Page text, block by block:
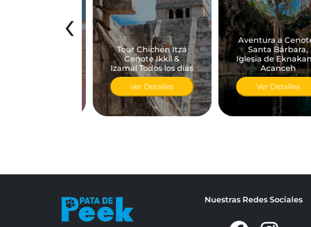
Tour Chichén Itzá
Cenote Ikkil &
Izamal Todos los días
Ver Detalles
Aventura a Cenotes
Santa Bárbara,
Iglesia de Eknakan &
Acanceh
Ver Detalles
‹
Nuestras Redes Sociales